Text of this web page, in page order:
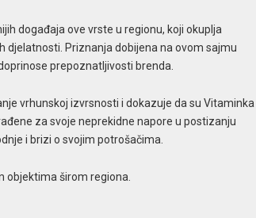
događaja ove vrste u regionu, koji okuplja
djelatnosti. Priznanja dobijena na ovom sajmu
prepoznatljivosti brenda.
vrhunskoj izvrsnosti i dokazuje da su Vitaminka
za svoje neprekidne napore u postizanju
i brizi o svojim potrošačima.
objektima širom regiona.